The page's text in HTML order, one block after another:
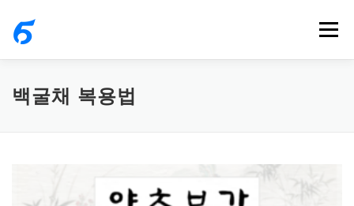
메뉴
백굴채 복용법